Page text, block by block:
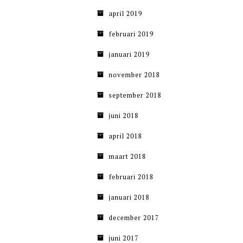
april 2019
februari 2019
januari 2019
november 2018
september 2018
juni 2018
april 2018
maart 2018
februari 2018
januari 2018
december 2017
juni 2017